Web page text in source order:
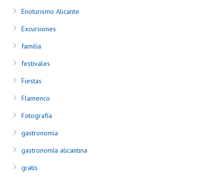
Enoturismo Alicante
Excursiones
familia
festivales
Fiestas
Flamenco
Fotografía
gastronomía
gastronomía alicantina
gratis